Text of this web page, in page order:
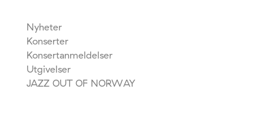
Nyheter
Konserter
Konsertanmeldelser
Utgivelser
JAZZ OUT OF NORWAY